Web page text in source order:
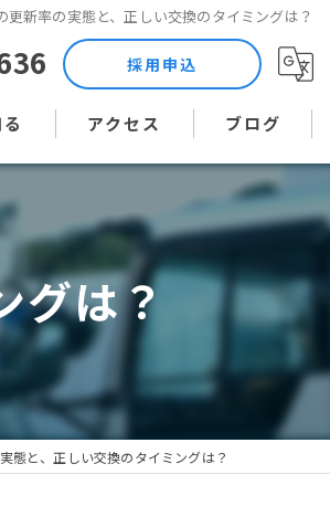
更新率の実態と、正しい交換のタイミングは？
採用申込
アクセス ブログ
コラム
グは？
態と、正しい交換のタイミングは？